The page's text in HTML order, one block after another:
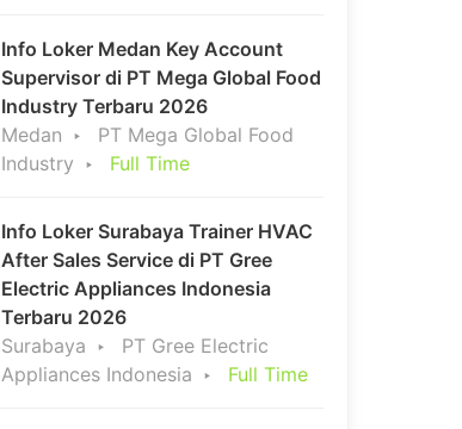
Info Loker Medan Key Account
Supervisor di PT Mega Global Food
Industry Terbaru 2026
Medan
PT Mega Global Food
Industry
Full Time
Info Loker Surabaya Trainer HVAC
After Sales Service di PT Gree
Electric Appliances Indonesia
Terbaru 2026
Surabaya
PT Gree Electric
Appliances Indonesia
Full Time